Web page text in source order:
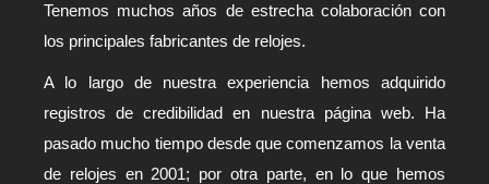
Tenemos muchos años de estrecha colaboración con
los principales fabricantes de relojes.
A lo largo de nuestra experiencia hemos adquirido
registros de credibilidad en nuestra página web. Ha
pasado mucho tiempo desde que comenzamos la venta
de relojes en 2001; por otra parte, en lo que hemos